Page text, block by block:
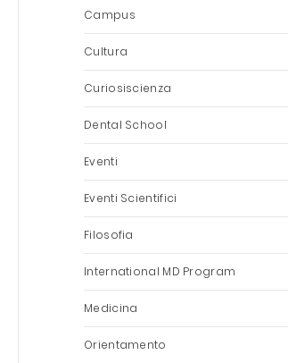
Campus
Cultura
Curiosiscienza
Dental School
Eventi
Eventi Scientifici
Filosofia
International MD Program
Medicina
Orientamento